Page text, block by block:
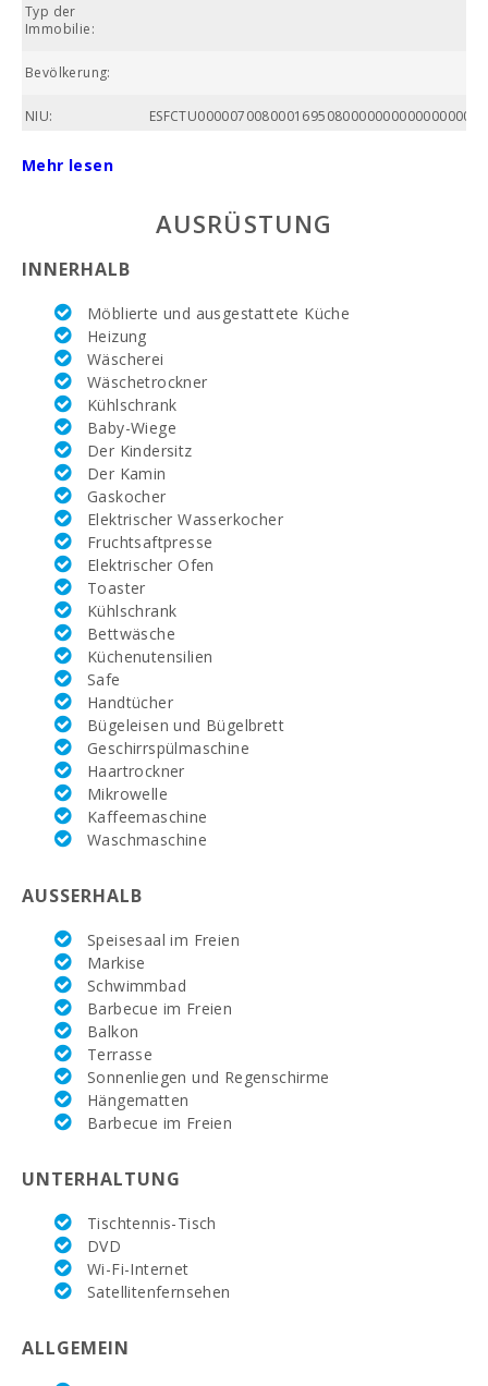
Typ der
Immobilie:
Bevölkerung:
NIU:
Gesamtfläche
(m2):
Anzahl der
Schlafzimmer:
Wohnfläche (m2):
Golfplatz La
Reserva Rotana
(km):
Vall d´Or Golf
Reiten Son Menut
(km):
Rafa Nadal
Tennis Academy
(km):
Krankenhaus
Manacor (km):
Wochenmarkt in
Felanitx (
sonntags )(km):
Supermarkt
MERCADONA
(km):
EROSKY (km):
Supermarkt LIDL
(km):
Wassersport
(km):
JUNGLE PARC
MALLORCA (km):
Kathmandu-Park
Vergnügungspark
Aquarium (km):
Marineland
Mallorca (km):
Hidropark
Mehr lesen
AUSRÜSTUNG
INNERHALB
Möblierte und ausgestattete Küche
Heizung
Wäscherei
Wäschetrockner
Kühlschrank
Baby-Wiege
Der Kindersitz
Der Kamin
Gaskocher
Elektrischer Wasserkocher
Fruchtsaftpresse
Elektrischer Ofen
Toaster
Kühlschrank
Bettwäsche
Küchenutensilien
Safe
Handtücher
Bügeleisen und Bügelbrett
Geschirrspülmaschine
Haartrockner
Mikrowelle
Kaffeemaschine
Waschmaschine
AUSSERHALB
Speisesaal im Freien
Markise
Schwimmbad
Barbecue im Freien
Balkon
Terrasse
Sonnenliegen und Regenschirme
Hängematten
Barbecue im Freien
UNTERHALTUNG
Tischtennis-Tisch
DVD
Wi-Fi-Internet
Satellitenfernsehen
ALLGEMEIN